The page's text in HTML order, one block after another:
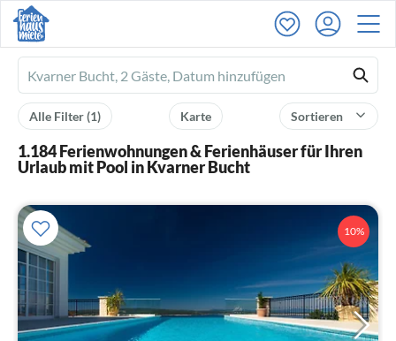
Ferienhausmiete
logo
Sortieren
Karte
Alle Filter(1)
1.184 Ferienwohnungen & Ferienhäuser für Ihren
Urlaub mit Pool in Kvarner Bucht
10%